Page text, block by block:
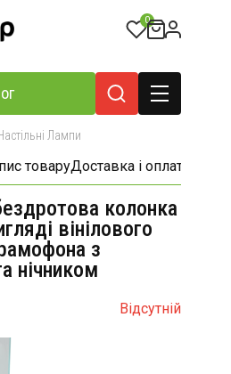
0
Настільні Лампи
товаруДоставка і оплата
колонка
вінілового
з
нічником
Відсутній